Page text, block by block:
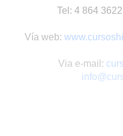
Tel: 4 864
Vía web:
Via e-mail: